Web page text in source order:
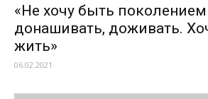
«Не хочу быть поколением
донашивать, доживать.
жить»
06.02.2021